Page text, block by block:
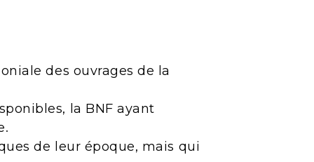
des ouvrages de la
la BNF ayant
de leur époque, mais qui